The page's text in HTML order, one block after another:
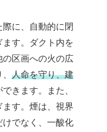
に、自動的に閉
す。ダクト内を
区画への火の広
人命を守り、建
できます。また、
す。煙は、視界
けでなく、一酸化